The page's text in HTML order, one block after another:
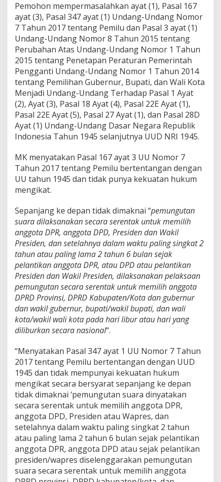
Pemohon mempermasalahkan ayat (1), Pasal 167
ayat (3), Pasal 347 ayat (1) Undang-Undang Nomor
7 Tahun 2017 tentang Pemilu dan Pasal 3 ayat (1)
Undang-Undang Nomor 8 Tahun 2015 tentang
Perubahan Atas Undang-Undang Nomor 1 Tahun
2015 tentang Penetapan Peraturan Pemerintah
Pengganti Undang-Undang Nomor 1 Tahun 2014
tentang Pemilihan Gubernur, Bupati, dan Wali Kota
Menjadi Undang-Undang Terhadap Pasal 1 Ayat
(2), Ayat (3), Pasal 18 Ayat (4), Pasal 22E Ayat (1),
Pasal 22E Ayat (5), Pasal 27 Ayat (1), dan Pasal 28D
Ayat (1) Undang-Undang Dasar Negara Republik
Indonesia Tahun 1945 selanjutnya UUD NRI 1945.
MK menyatakan Pasal 167 ayat 3 UU Nomor 7
Tahun 2017 tentang Pemilu bertentangan dengan
UU tahun 1945 dan tidak punya kekuatan hukum
mengikat.
Sepanjang ke depan tidak dimaknai “pemungutan
suara dilaksanakan secara serentak untuk memilih
anggota DPR, anggota DPD, Presiden dan Wakil
Presiden, dan setelahnya dalam waktu paling singkat 2
tahun atau paling lama 2 tahun 6 bulan sejak
pelantikan anggota DPR, atau DPD atau pelantikan
Presiden dan Wakil Presiden, dilaksanakan pelaksaan
pemungutan secara serentak untuk memilih anggota
DPRD Provinsi, DPRD Kabupaten/Kota dan gubernur
dan wakil gubernur, bupati/wakil bupati, dan wali
kota/wakil wali kota pada hari libur atau hari yang
diliburkan secara nasional“.
“Menyatakan Pasal 347 ayat 1 UU Nomor 7 Tahun
2017 tentang Pemilu bertentangan dengan UUD
1945 dan tidak mempunyai kekuatan hukum
mengikat secara bersyarat sepanjang ke depan
tidak dimaknai ‘pemungutan suara dinyatakan
secara serentak untuk memilih anggota DPR,
anggota DPD, Presiden atau Wapres, dan
setelahnya dalam waktu paling singkat 2 tahun
atau paling lama 2 tahun 6 bulan sejak pelantikan
anggota DPR, anggota DPD atau sejak pelantikan
presiden/wapres diselenggarakan pemungutan
suara secara serentak untuk memilih anggota